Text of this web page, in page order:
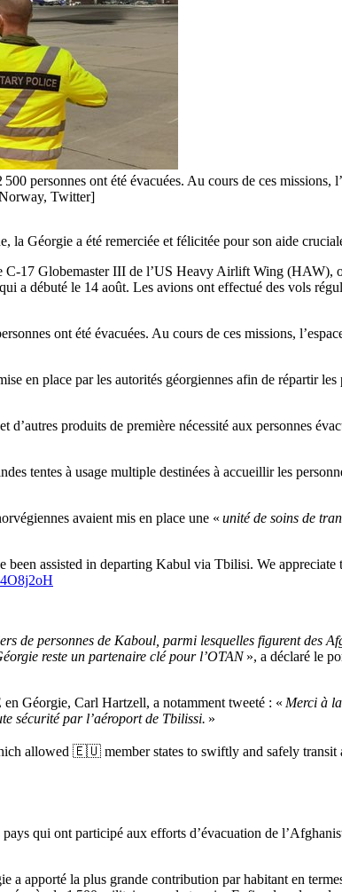
personnes ont été évacuées. Au cours de ces missions,
Twitter]
la Géorgie a été remerciée et félicitée pour son aide
17 Globemaster III de l’US Heavy Airlift Wing (HAW),
a débuté le 14 août. Les avions ont effectué des vols
ont été évacuées. Au cours de ces missions,
en place par les autorités géorgiennes afin de répartir
produits de première nécessité aux personnes
tentes à usage multiple destinées à accueillir les
avaient mis en place une « unité de soins de
assisted in departing Kabul via Tbilisi. We
de personnes de Kaboul, parmi lesquelles figurent des
reste un partenaire clé pour l’OTAN», a déclaré le
Géorgie, Carl Hartzell, a notamment tweeté : « Merci à
sécurité par l’aéroport de Tbilissi. »
allowed 🇪🇺 member states to swiftly and safely transit
qui ont participé aux efforts d’évacuation de
a apporté la plus grande contribution par habitant en